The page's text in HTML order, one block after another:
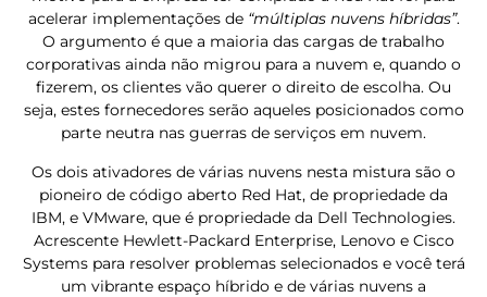
acelerar implementações de “múltiplas nuvens híbridas”.
O argumento é que a maioria das cargas de trabalho
corporativas ainda não migrou para a nuvem e, quando o
fizerem, os clientes vão querer o direito de escolha. Ou
seja, estes fornecedores serão aqueles posicionados como
parte neutra nas guerras de serviços em nuvem.
Os dois ativadores de várias nuvens nesta mistura são o
pioneiro de código aberto Red Hat, de propriedade da
IBM, e VMware, que é propriedade da Dell Technologies.
Acrescente Hewlett-Packard Enterprise, Lenovo e Cisco
Systems para resolver problemas selecionados e você terá
um vibrante espaço híbrido e de várias nuvens a